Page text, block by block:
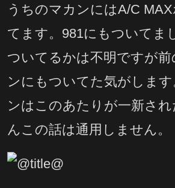
うちのマカンにはA/C
てます。981にもついてま
ついてるかは不明ですが
ンにもついてた気がしま
ンはこのあたりが一新さ
んこの話は通用しません。